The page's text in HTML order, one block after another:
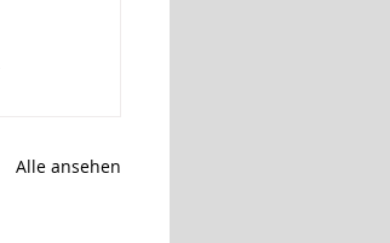
Alle ansehen